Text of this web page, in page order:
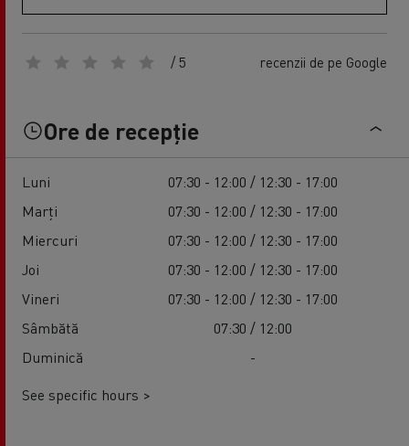
/ 5 recenzii de pe Google
Ore de recepție
Luni
07:30 - 12:00 / 12:30 - 17:00
Marți
07:30 - 12:00 / 12:30 - 17:00
Miercuri
07:30 - 12:00 / 12:30 - 17:00
Joi
07:30 - 12:00 / 12:30 - 17:00
Vineri
07:30 - 12:00 / 12:30 - 17:00
Sâmbătă
07:30 / 12:00
Duminică
-
See specific hours >